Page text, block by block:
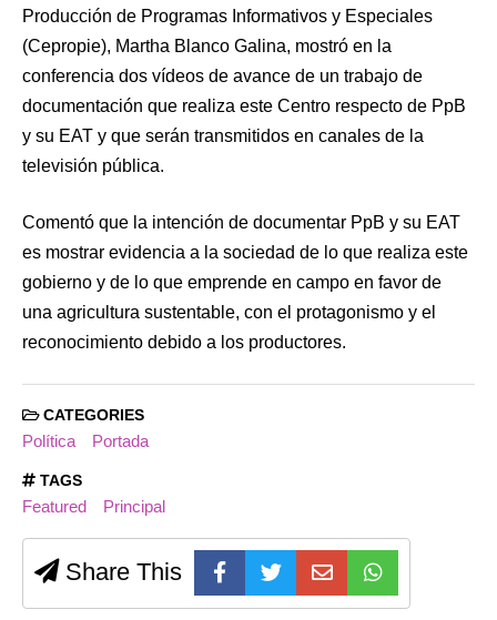
Producción de Programas Informativos y Especiales
(Cepropie), Martha Blanco Galina, mostró en la
conferencia dos vídeos de avance de un trabajo de
documentación que realiza este Centro respecto de PpB
y su EAT y que serán transmitidos en canales de la
televisión pública.
Comentó que la intención de documentar PpB y su EAT
es mostrar evidencia a la sociedad de lo que realiza este
gobierno y de lo que emprende en campo en favor de
una agricultura sustentable, con el protagonismo y el
reconocimiento debido a los productores.
CATEGORIES
Política Portada
TAGS
Featured Principal
Share This